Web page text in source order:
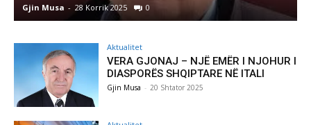
Gjin Musa - 28 Korrik 2025 0
Aktualitet
VERA GJONAJ – NJË EMËR I NJOHUR I
DIASPORËS SHQIPTARE NË ITALI
Gjin Musa - 20 Shtator 2025